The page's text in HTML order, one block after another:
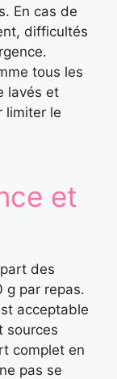
En cas de
difficultés
tous les
lavés et
limiter le
et
des
g par repas.
acceptable
sources
complet en
pas se